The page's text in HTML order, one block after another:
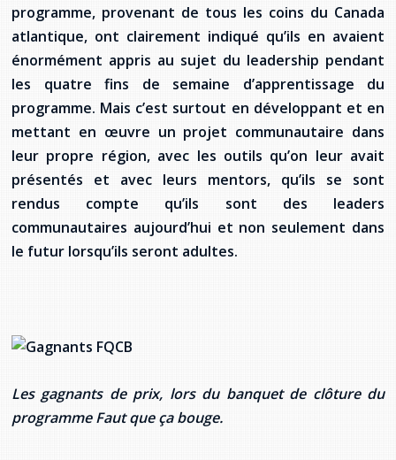
Acheter un véhicule neuf ou d'occasion ou
louer sur le long terme (leasing) un véhicule
neuf
Bureaux de l'Aide juridique de Terre-Neuve-
et-Labrador
Passeport Santé
Répertoire des professionnels de santé
Visages de la santé
Pinos Mpiana
Allison Chaytor
Maurice Nzoyamara
Pamela Tucker
Programmes et services du gouvernement
provincial
Ressources linguistiques pour la
communication en santé
programme, provenant de tous les coins du Canada
atlantique, ont clairement indiqué qu’ils en avaient
énormément appris au sujet du leadership pendant
les quatre fins de semaine d’apprentissage du
programme. Mais c’est surtout en développant et en
mettant en œuvre un projet communautaire dans
leur propre région, avec les outils qu’on leur avait
présentés et avec leurs mentors, qu’ils se sont
rendus compte qu’ils sont des leaders
communautaires aujourd’hui et non seulement dans
le futur lorsqu’ils seront adultes.
Les gagnants de prix, lors du banquet de clôture du
programme Faut que ça bouge.